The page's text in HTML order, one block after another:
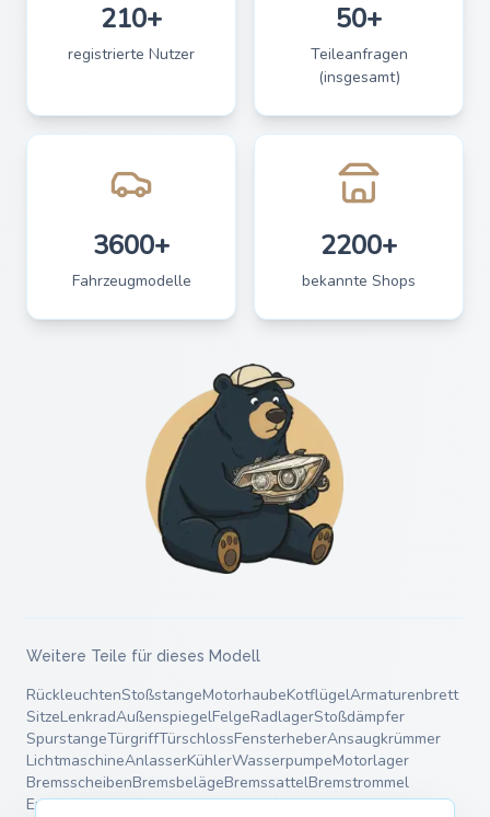
210+
registrierte Nutzer
50+
Teileanfragen
(insgesamt)
3600+
Fahrzeugmodelle
2200+
bekannte Shops
Weitere Teile für dieses Modell
RückleuchtenStoßstangeMotorhaubeKotflügelArmaturenbrett
SitzeLenkradAußenspiegelFelgeRadlagerStoßdämpfer
SpurstangeTürgriffTürschlossFensterheberAnsaugkrümmer
LichtmaschineAnlasserKühlerWasserpumpeMotorlager
BremsscheibenBremsbelägeBremssattelBremstrommel
EndschalldämpferMittelschalldämpferFahrwerksfedern